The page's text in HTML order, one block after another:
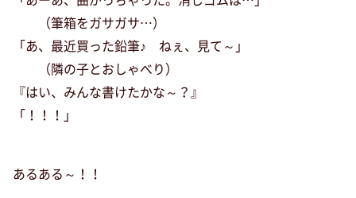
（筆箱をガサガサ…）
「あ、最近買った鉛筆♪ ねぇ、見て～」
（隣の子とおしゃべり）
『はい、みんな書けたかな～？』
「！！！」
あるある～！！